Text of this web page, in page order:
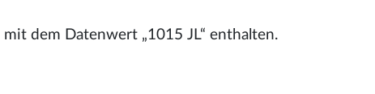
mit dem Datenwert „1015 JL“ enthalten.